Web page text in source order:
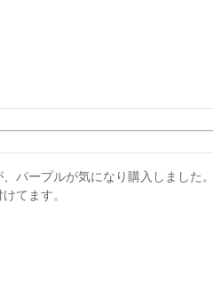
パープルが気になり購入しました
てます。